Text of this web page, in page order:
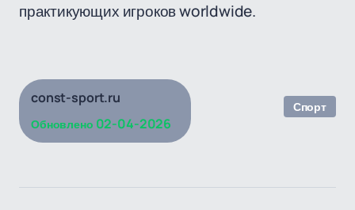
практикующих игроков worldwide.
const-sport.ru
Обновлено 02-04-2026
Спорт